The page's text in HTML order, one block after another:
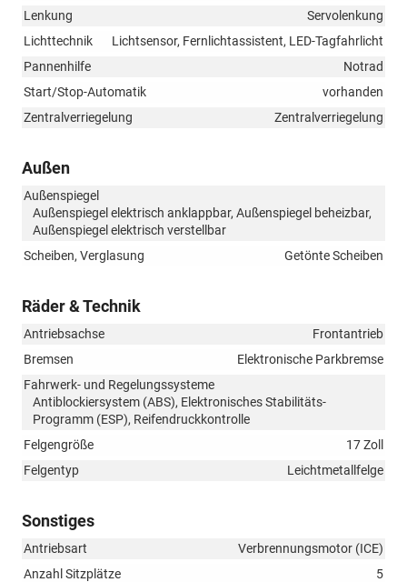
Lenkung
Servolenkung
Lichttechnik
Lichtsensor, Fernlichtassistent, LED-Tagfahrlicht
Pannenhilfe
Notrad
Start/Stop-Automatik
vorhanden
Zentralverriegelung
Zentralverriegelung
Außen
Außenspiegel
Außenspiegel elektrisch anklappbar, Außenspiegel beheizbar,
Außenspiegel elektrisch verstellbar
Scheiben, Verglasung
Getönte Scheiben
Räder & Technik
Antriebsachse
Frontantrieb
Bremsen
Elektronische Parkbremse
Fahrwerk- und Regelungssysteme
Antiblockiersystem (ABS), Elektronisches Stabilitäts-
Programm (ESP), Reifendruckkontrolle
Felgengröße
17 Zoll
Felgentyp
Leichtmetallfelge
Sonstiges
Antriebsart
Verbrennungsmotor (ICE)
Anzahl Sitzplätze
5